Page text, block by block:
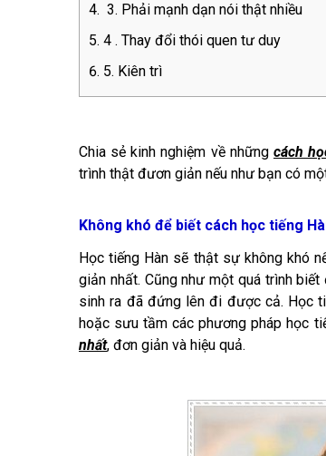
3. Phải mạnh dạn nói thật nhiều
4 . Thay đổi thói quen tư duy
5. Kiên trì
Chia sẻ kinh nghiệm về những cách
trình thật đươn giản nếu như bạn có
Không khó để biết cách học tiếng
Học tiếng Hàn sẽ thật sự không khó
giản nhất. Cũng như một quá trình
sinh ra đã đứng lên đi được cả. Học
hoặc sưu tầm các phương pháp học
nhất, đơn giản và hiệu quả.